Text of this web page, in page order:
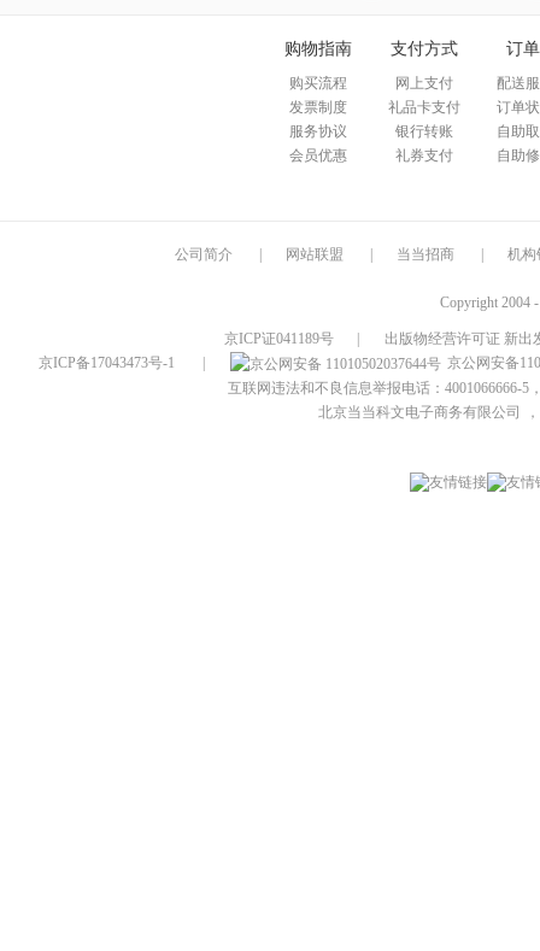
购物指南
购买流程
发票制度
服务协议
会员优惠
支付方式
网上支付
礼品卡支付
银行转账
礼券支付
订
配送
订单
自助
自助
公司简介 网站联盟 当当招商 机构
Copyright 2004
京ICP证041189号
出版物经营许可证 新出
京ICP备17043473号-1
京公网安备
互联网违法和不良信息举报电话：4001066666-5
北京当当科文电子商务有限公司